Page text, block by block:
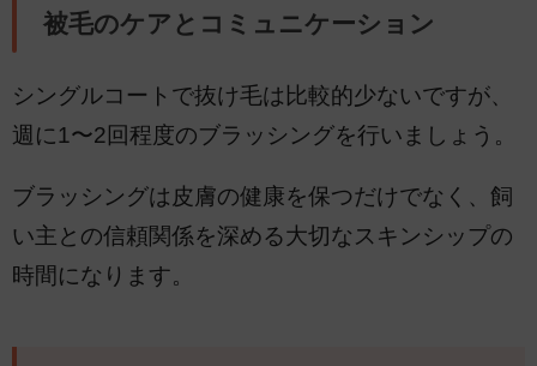
被毛のケアとコミュニケーション
シングルコートで抜け毛は比較的少ないですが、
週に1〜2回程度のブラッシングを行いましょう。
ブラッシングは皮膚の健康を保つだけでなく、飼
い主との信頼関係を深める大切なスキンシップの
時間になります。